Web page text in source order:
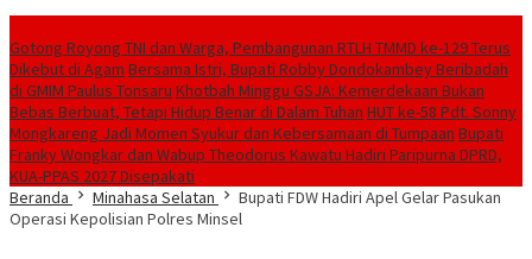
Gotong Royong TNI dan Warga, Pembangunan RTLH TMMD ke-129 Terus
Dikebut di Agam Bersama Istri, Bupati Robby Dondokambey Beribadah
di GMIM Paulus Tonsaru Khotbah Minggu GSJA: Kemerdekaan Bukan
Bebas Berbuat, Tetapi Hidup Benar di Dalam Tuhan HUT ke-58 Pdt. Sonny
Mongkareng Jadi Momen Syukur dan Kebersamaan di Tumpaan Bupati
Franky Wongkar dan Wabup Theodorus Kawatu Hadiri Paripurna DPRD,
KUA-PPAS 2027 Disepakati
Beranda
Minahasa Selatan
Bupati FDW Hadiri Apel Gelar Pasukan
Operasi Kepolisian Polres Minsel